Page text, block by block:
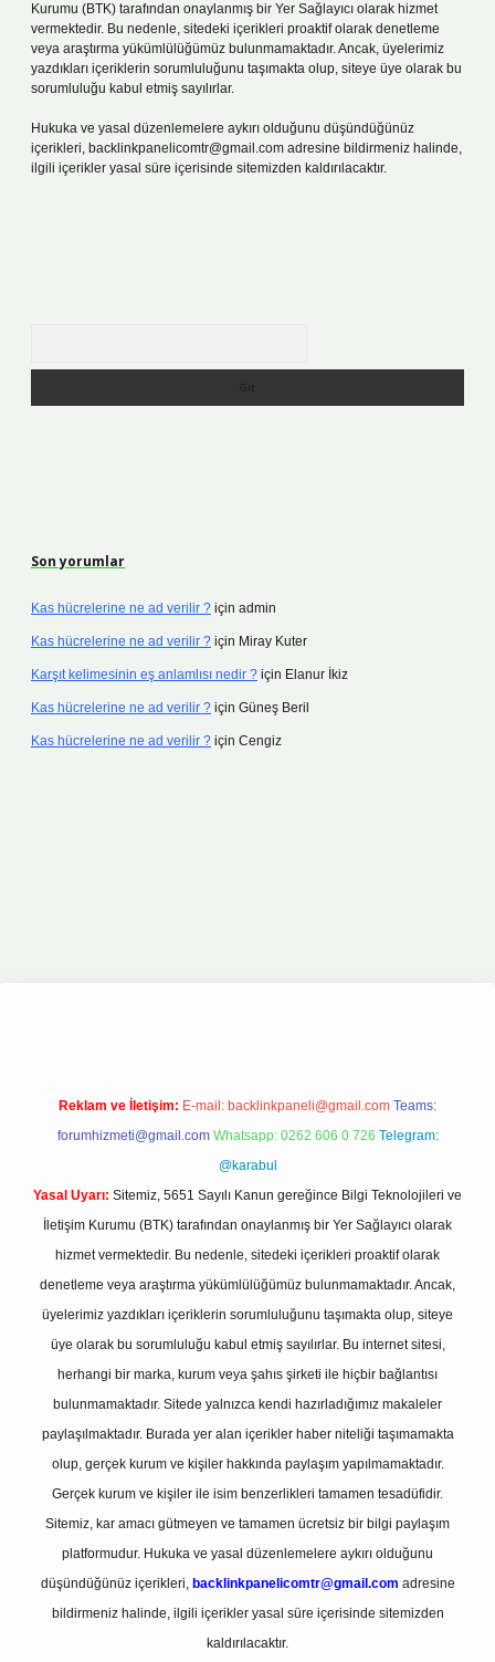
Kurumu (BTK) tarafından onaylanmış bir Yer Sağlayıcı olarak hizmet
vermektedir. Bu nedenle, sitedeki içerikleri proaktif olarak denetleme
veya araştırma yükümlülüğümüz bulunmamaktadır. Ancak, üyelerimiz
yazdıkları içeriklerin sorumluluğunu taşımakta olup, siteye üye olarak bu
sorumluluğu kabul etmiş sayılırlar.
Hukuka ve yasal düzenlemelere aykırı olduğunu düşündüğünüz
içerikleri, backlinkpanelicomtr@gmail.com adresine bildirmeniz halinde,
ilgili içerikler yasal süre içerisinde sitemizden kaldırılacaktır.
Son yorumlar
Kas hücrelerine ne ad verilir ? için admin
Kas hücrelerine ne ad verilir ? için Miray Kuter
Karşıt kelimesinin eş anlamlısı nedir ? için Elanur İkiz
Kas hücrelerine ne ad verilir ? için Güneş Beril
Kas hücrelerine ne ad verilir ? için Cengiz
Reklam ve İletişim: E-mail: backlinkpaneli@gmail.com Teams:
forumhizmeti@gmail.com Whatsapp: 0262 606 0 726 Telegram:
@karabul
Yasal Uyarı: Sitemiz, 5651 Sayılı Kanun gereğince Bilgi Teknolojileri ve
İletişim Kurumu (BTK) tarafından onaylanmış bir Yer Sağlayıcı olarak
hizmet vermektedir. Bu nedenle, sitedeki içerikleri proaktif olarak
denetleme veya araştırma yükümlülüğümüz bulunmamaktadır. Ancak,
üyelerimiz yazdıkları içeriklerin sorumluluğunu taşımakta olup, siteye
üye olarak bu sorumluluğu kabul etmiş sayılırlar. Bu internet sitesi,
herhangi bir marka, kurum veya şahıs şirketi ile hiçbir bağlantısı
bulunmamaktadır. Sitede yalnızca kendi hazırladığımız makaleler
paylaşılmaktadır. Burada yer alan içerikler haber niteliği taşımamakta
olup, gerçek kurum ve kişiler hakkında paylaşım yapılmamaktadır.
Gerçek kurum ve kişiler ile isim benzerlikleri tamamen tesadüfidir.
Sitemiz, kar amacı gütmeyen ve tamamen ücretsiz bir bilgi paylaşım
platformudur. Hukuka ve yasal düzenlemelere aykırı olduğunu
düşündüğünüz içerikleri, backlinkpanelicomtr@gmail.com adresine
bildirmeniz halinde, ilgili içerikler yasal süre içerisinde sitemizden
kaldırılacaktır.